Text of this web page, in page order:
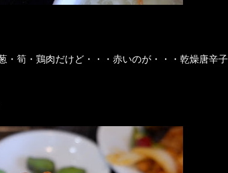
筍・鶏肉だけど・・・赤いのが・・・乾燥唐辛子